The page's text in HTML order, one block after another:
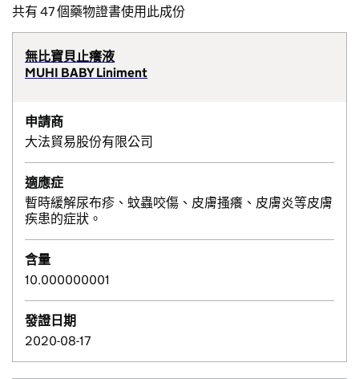
共有 47 個藥物證書使用此成份
無比寶貝止癢液
MUHI BABY Liniment
申請商
大法貿易股份有限公司
適應症
暫時緩解尿布疹、蚊蟲咬傷、皮膚搔癢、皮膚炎等皮膚
疾患的症狀。
含量
10.000000001
發證日期
2020-08-17